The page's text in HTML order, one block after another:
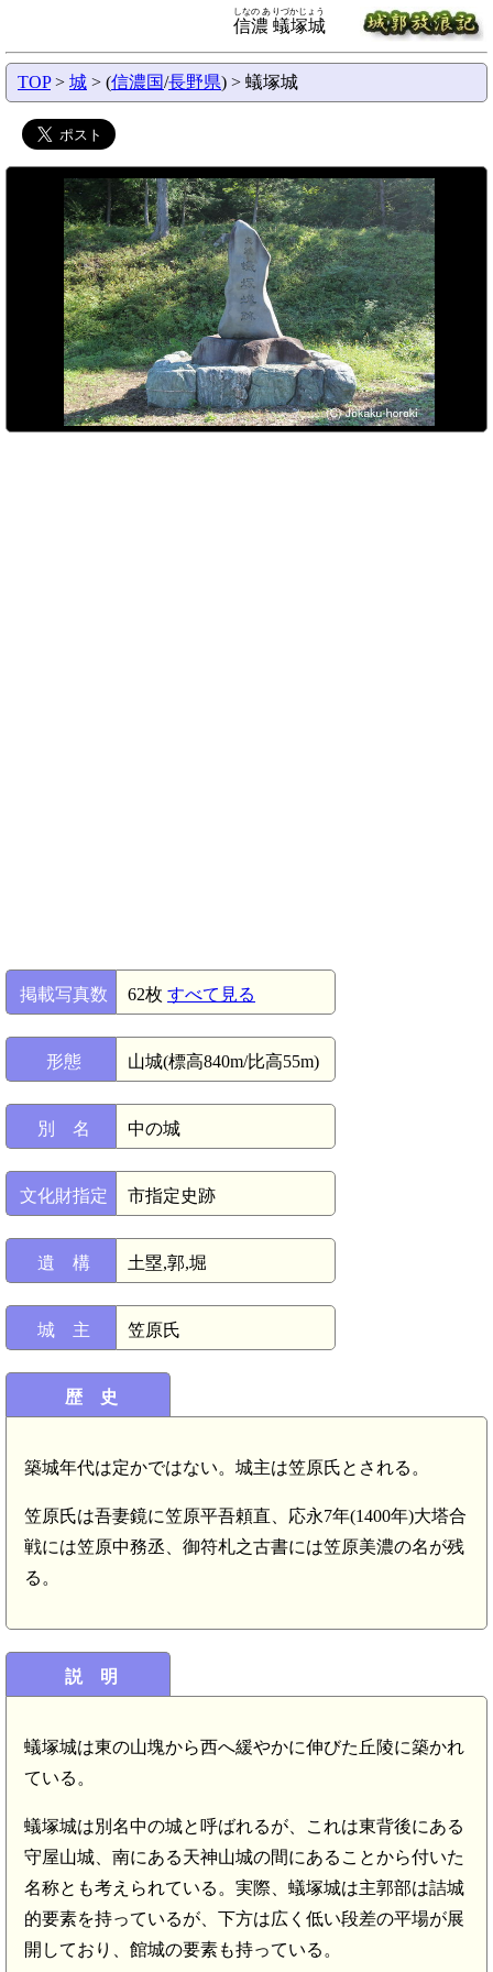
信濃 蟻塚城
しなの ありづかじょう
TOP> 城 > (信濃国/長野県) > 蟻塚城
掲載写真数 62枚 すべて見る
形態 山城(標高840m/比高55m)
別 名 中の城
文化財指定 市指定史跡
遺 構 土塁,郭,堀
城 主 笠原氏
歴 史
築城年代は定かではない。城主は笠原氏とされる。
笠原氏は吾妻鏡に笠原平吾頼直、応永7年(1400年)大塔合
戦には笠原中務丞、御符札之古書には笠原美濃の名が残
る。
説 明
蟻塚城は東の山塊から西へ緩やかに伸びた丘陵に築かれ
ている。
蟻塚城は別名中の城と呼ばれるが、これは東背後にある
守屋山城、南にある天神山城の間にあることから付いた
名称とも考えられている。実際、蟻塚城は主郭部は詰城
的要素を持っているが、下方は広く低い段差の平場が展
開しており、館城の要素も持っている。